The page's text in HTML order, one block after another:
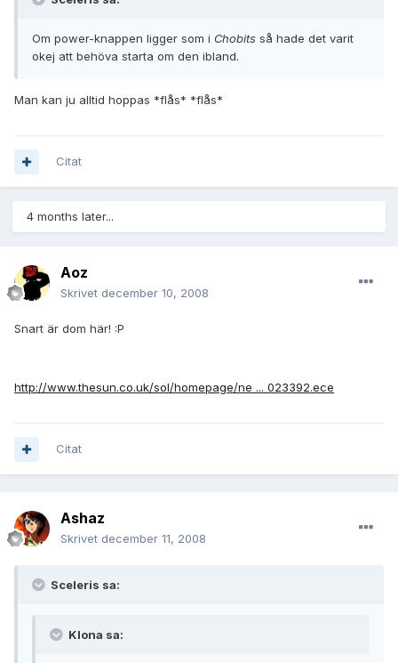
Om power-knappen ligger som i Chobits så hade det varit
okej att behöva starta om den ibland.
Man kan ju alltid hoppas *flås* *flås*
Citat
4 months later...
Aoz
Skrivet december 10, 2008
Snart är dom här! :P
http://www.thesun.co.uk/sol/homepage/ne ... 023392.ece
Citat
Ashaz
Skrivet december 11, 2008
Sceleris sa:
Klona sa: